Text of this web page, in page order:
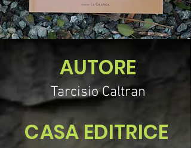
Tarcisio Caltran
AUTORE
CASA EDITRICE